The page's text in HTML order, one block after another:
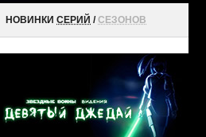
НОВИНКИ СЕРИЙ /СЕЗОНОВ